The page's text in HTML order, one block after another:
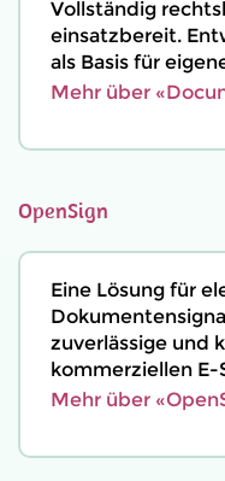
Vollständig
einsatzbereit.
als Basis für
Mehr über
OpenSign
Eine Lösung für
zuverlässige und
kommerziellen
Mehr über